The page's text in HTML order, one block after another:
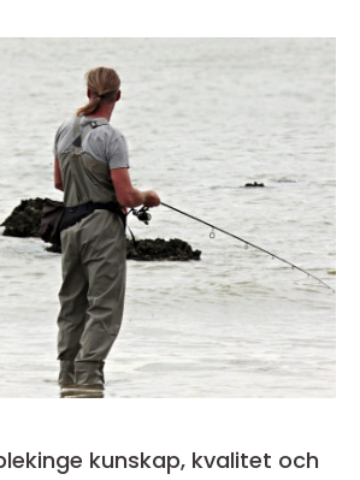
kvalitet och